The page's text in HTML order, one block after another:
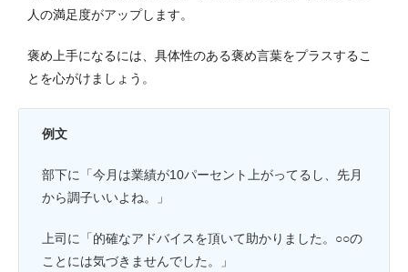
人の満足度がアップします。
褒め上手になるには、具体性のある褒め言葉をプラスするこ
とを心がけましょう。
例文
部下に「今月は業績が10パーセント上がってるし、先月
から調子いいよね。」
上司に「的確なアドバイスを頂いて助かりました。○○の
ことには気づきませんでした。」